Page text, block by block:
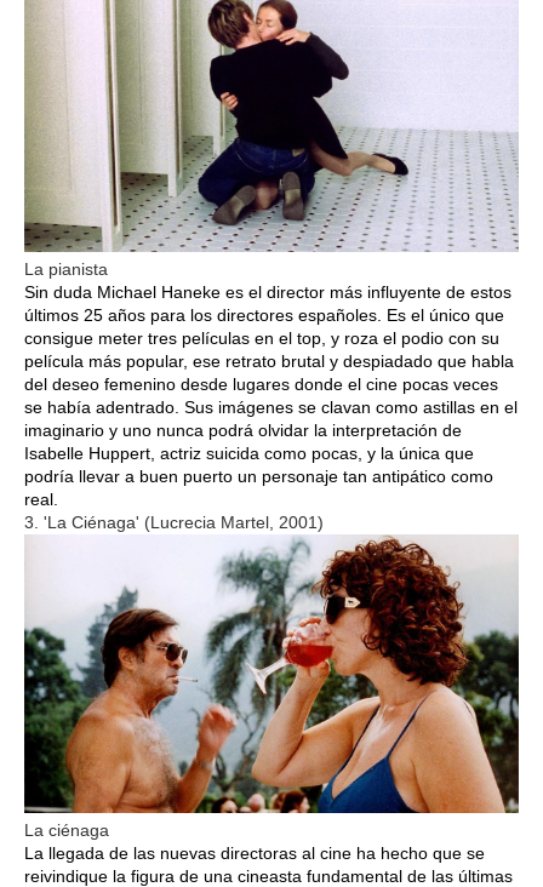
La pianista
Sin duda Michael Haneke es el director más influyente de estos
últimos 25 años para los directores españoles. Es el único que
consigue meter tres películas en el top, y roza el podio con su
película más popular, ese retrato brutal y despiadado que habla
del deseo femenino desde lugares donde el cine pocas veces
se había adentrado. Sus imágenes se clavan como astillas en el
imaginario y uno nunca podrá olvidar la interpretación de
Isabelle Huppert, actriz suicida como pocas, y la única que
podría llevar a buen puerto un personaje tan antipático como
real.
3. 'La Ciénaga' (Lucrecia Martel, 2001)
La ciénaga
La llegada de las nuevas directoras al cine ha hecho que se
reivindique la figura de una cineasta fundamental de las últimas